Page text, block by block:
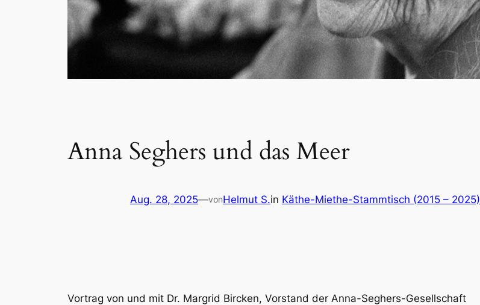
Anna Seghers und das Meer
Aug. 28, 2025—vonHelmut S.in Käthe-Miethe-Stammtisch (2015 – 2025)
Vortrag von und mit Dr. Margrid Bircken, Vorstand der Anna-Seghers-Gesellschaft